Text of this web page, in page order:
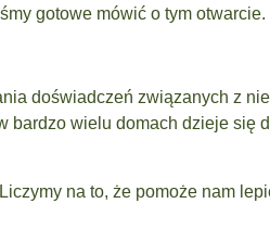
gotowe mówić o tym otwarcie.
doświadczeń związanych z
bardzo wielu domach dzieje się
na to, że pomoże nam